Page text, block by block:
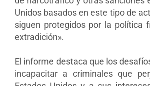
Unidos basados ​​en este tipo de
siguen protegidos por la política
extradición».
El informe destaca que los
incapacitar a criminales que